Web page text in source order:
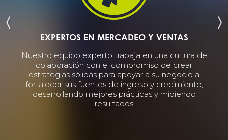
EXPERTOS EN MERCADEO Y VENTAS
Nuestro equipo experto trabaja en una cultura de
colaboración con el compromiso de crear
estrategias sólidas para apoyar a su negocio a
fortalecer sus fuentes de ingreso y crecimiento,
desarrollando mejores prácticas y midiendo
resultados